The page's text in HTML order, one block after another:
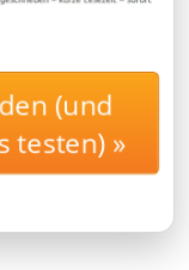
EXPRESSKURS
Urlaub in
(und
testen) »